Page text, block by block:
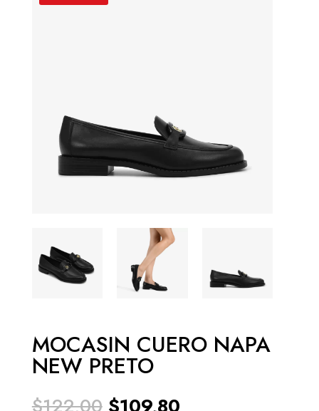
MOCASIN CUERO NAPA
NEW PRETO